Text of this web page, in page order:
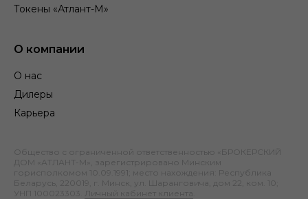
Токены «Атлант-М»
О компании
О нас
Дилеры
Карьера
Общество с ограниченной ответственностью «БРОКЕРСКИЙ
ДОМ «АТЛАНТ-М», зарегистрировано Минским
горисполкомом 10.09.1991; место нахождения: Республика
Беларусь, 220019, г. Минск, ул. Шаранговича, дом 22, ком. 10;
УНП 100023303.
Личный кабинет клиента